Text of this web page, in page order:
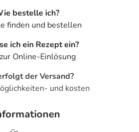
bestelle ich?
finden und bestellen
ich ein Rezept ein?
Online-Einlösung
der Versand?
und kosten